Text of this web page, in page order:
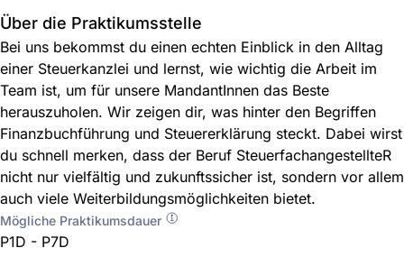
Über die Praktikumsstelle
Bei uns bekommst du einen echten Einblick in den Alltag
einer Steuerkanzlei und lernst, wie wichtig die Arbeit im
Team ist, um für unsere MandantInnen das Beste
herauszuholen. Wir zeigen dir, was hinter den Begriffen
Finanzbuchführung und Steuererklärung steckt. Dabei wirst
du schnell merken, dass der Beruf SteuerfachangestellteR
nicht nur vielfältig und zukunftssicher ist, sondern vor allem
auch viele Weiterbildungsmöglichkeiten bietet.
Mögliche Praktikumsdauer
P1D - P7D